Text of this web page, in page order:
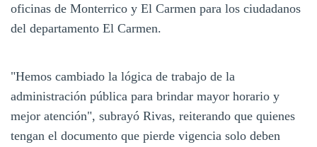
oficinas de Monterrico y El Carmen para los ciudadanos
del departamento El Carmen.
"Hemos cambiado la lógica de trabajo de la
administración pública para brindar mayor horario y
mejor atención", subrayó Rivas, reiterando que quienes
tengan el documento que pierde vigencia solo deben